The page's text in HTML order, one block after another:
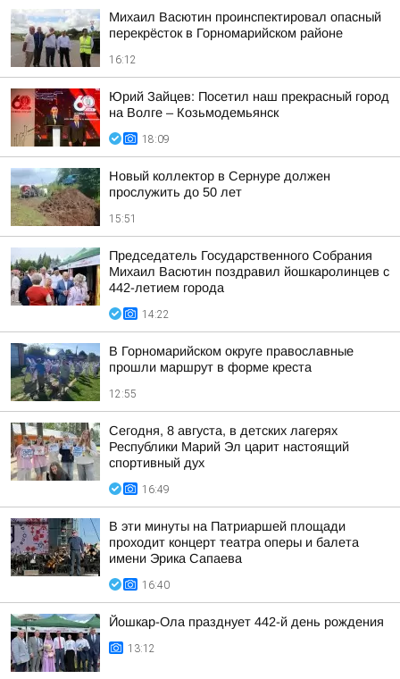
Михаил Васютин проинспектировал опасный
перекрёсток в Горномарийском районе
16:12
Юрий Зайцев: Посетил наш прекрасный город
на Волге – Козьмодемьянск
18:09
Новый коллектор в Сернуре должен
прослужить до 50 лет
15:51
Председатель Государственного Собрания
Михаил Васютин поздравил йошкаролинцев с
442-летием города
14:22
В Горномарийском округе православные
прошли маршрут в форме креста
12:55
Сегодня, 8 августа, в детских лагерях
Республики Марий Эл царит настоящий
спортивный дух
16:49
В эти минуты на Патриаршей площади
проходит концерт театра оперы и балета
имени Эрика Сапаева
16:40
Йошкар-Ола празднует 442-й день рождения
13:12